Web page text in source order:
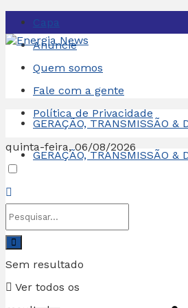
Capa
Anuncie
Quem somos
Fale com a gente
Política de Privacidade
quinta-feira, 06/08/2026
Sem resultado
Ver todos os
GERAÇÃO, TRANSMISSÃO &
GERAÇÃO, TRANSMISSÃO &